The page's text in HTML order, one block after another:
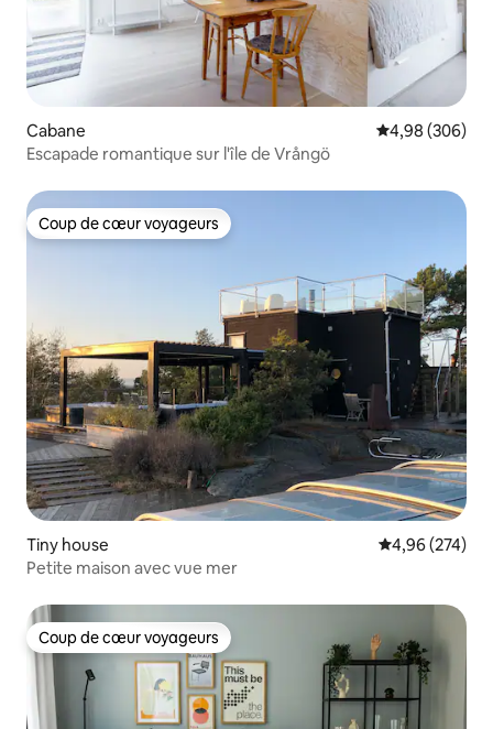
Cabane Évaluation
4,98 (306)
Escapade romantique sur l'île de Vrångö
Coup de cœur voyageurs
Coup de cœur voyageurs
Tiny house Évaluation
4,96 (274)
Petite maison avec vue mer
Coup de cœur voyageurs
Coup de cœur voyageurs